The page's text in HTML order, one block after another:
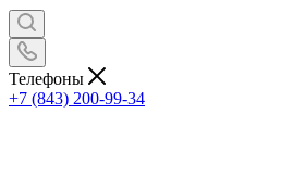
Телефоны
+7 (843) 200-99-34